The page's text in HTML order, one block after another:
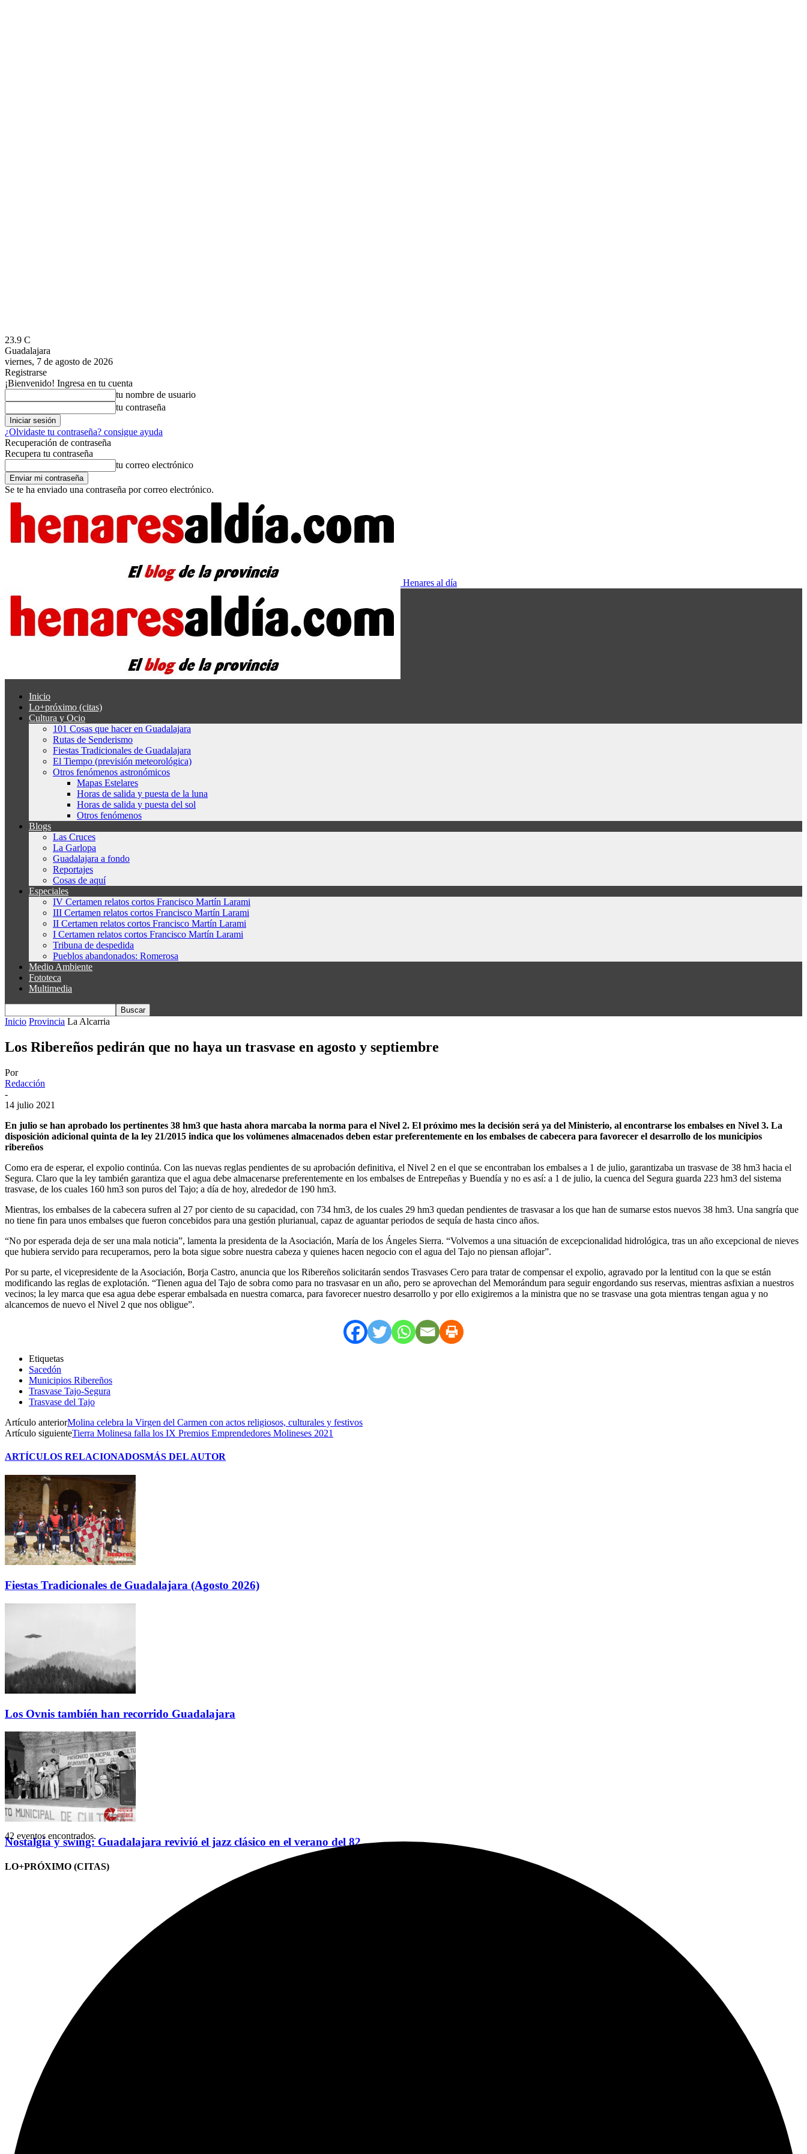
23.9 C
Guadalajara
viernes, 7 de agosto de 2026
Registrarse
¡Bienvenido! Ingresa en tu cuenta
tu nombre de usuario
tu contraseña
¿Olvidaste tu contraseña? consigue ayuda
Recuperación de contraseña
Recupera tu contraseña
tu correo electrónico
Se te ha enviado una contraseña por correo electrónico.
Henares al día
Inicio
Lo+próximo (citas)
Cultura y Ocio
101 Cosas que hacer en Guadalajara
Rutas de Senderismo
Fiestas Tradicionales de Guadalajara
El Tiempo (previsión meteorológica)
Otros fenómenos astronómicos
Mapas Estelares
Horas de salida y puesta de la luna
Horas de salida y puesta del sol
Otros fenómenos
Blogs
Las Cruces
La Garlopa
Guadalajara a fondo
Reportajes
Cosas de aquí
Especiales
IV Certamen relatos cortos Francisco Martín Larami
III Certamen relatos cortos Francisco Martín Larami
II Certamen relatos cortos Francisco Martín Larami
I Certamen relatos cortos Francisco Martín Larami
Tribuna de despedida
Pueblos abandonados: Romerosa
Medio Ambiente
Fototeca
Multimedia
Inicio Provincia La Alcarria
Los Ribereños pedirán que no haya un trasvase en agosto y septiembre
Por
Redacción
-
14 julio 2021
En julio se han aprobado los pertinentes 38 hm3 que hasta ahora marcaba la norma para el Nivel 2. El próximo mes la decisión será ya del Ministerio, al encontrarse los embalses en Nivel 3. La
disposición adicional quinta de la ley 21/2015 indica que los volúmenes almacenados deben estar preferentemente en los embalses de cabecera para favorecer el desarrollo de los municipios
ribereños
Como era de esperar, el expolio continúa. Con las nuevas reglas pendientes de su aprobación definitiva, el Nivel 2 en el que se encontraban los embalses a 1 de julio, garantizaba un trasvase de 38 hm3 hacia el
Segura. Claro que la ley también garantiza que el agua debe almacenarse preferentemente en los embalses de Entrepeñas y Buendía y no es así: a 1 de julio, la cuenca del Segura guarda 223 hm3 del sistema
trasvase, de los cuales 160 hm3 son puros del Tajo; a día de hoy, alrededor de 190 hm3.
Mientras, los embalses de la cabecera sufren al 27 por ciento de su capacidad, con 734 hm3, de los cuales 29 hm3 quedan pendientes de trasvasar a los que han de sumarse estos nuevos 38 hm3. Una sangría que
no tiene fin para unos embalses que fueron concebidos para una gestión plurianual, capaz de aguantar periodos de sequía de hasta cinco años.
“No por esperada deja de ser una mala noticia”, lamenta la presidenta de la Asociación, María de los Ángeles Sierra. “Volvemos a una situación de excepcionalidad hidrológica, tras un año excepcional de nieves
que hubiera servido para recuperarnos, pero la bota sigue sobre nuestra cabeza y quienes hacen negocio con el agua del Tajo no piensan aflojar”.
Por su parte, el vicepresidente de la Asociación, Borja Castro, anuncia que los Ribereños solicitarán sendos Trasvases Cero para tratar de compensar el expolio, agravado por la lentitud con la que se están
modificando las reglas de explotación. “Tienen agua del Tajo de sobra como para no trasvasar en un año, pero se aprovechan del Memorándum para seguir engordando sus reservas, mientras asfixian a nuestros
vecinos; la ley marca que esa agua debe esperar embalsada en nuestra comarca, para favorecer nuestro desarrollo y por ello exigiremos a la ministra que no se trasvase una gota mientras tengan agua y no
alcancemos de nuevo el Nivel 2 que nos obligue”.
Etiquetas
Sacedón
Municipios Ribereños
Trasvase Tajo-Segura
Trasvase del Tajo
Artículo anteriorMolina celebra la Virgen del Carmen con actos religiosos, culturales y festivos
Artículo siguienteTierra Molinesa falla los IX Premios Emprendedores Molineses 2021
ARTÍCULOS RELACIONADOSMÁS DEL AUTOR
Fiestas Tradicionales de Guadalajara (Agosto 2026)
Los Ovnis también han recorrido Guadalajara
Nostalgia y swing: Guadalajara revivió el jazz clásico en el verano del 82
LO+PRÓXIMO (CITAS)
42 eventos encontrados.